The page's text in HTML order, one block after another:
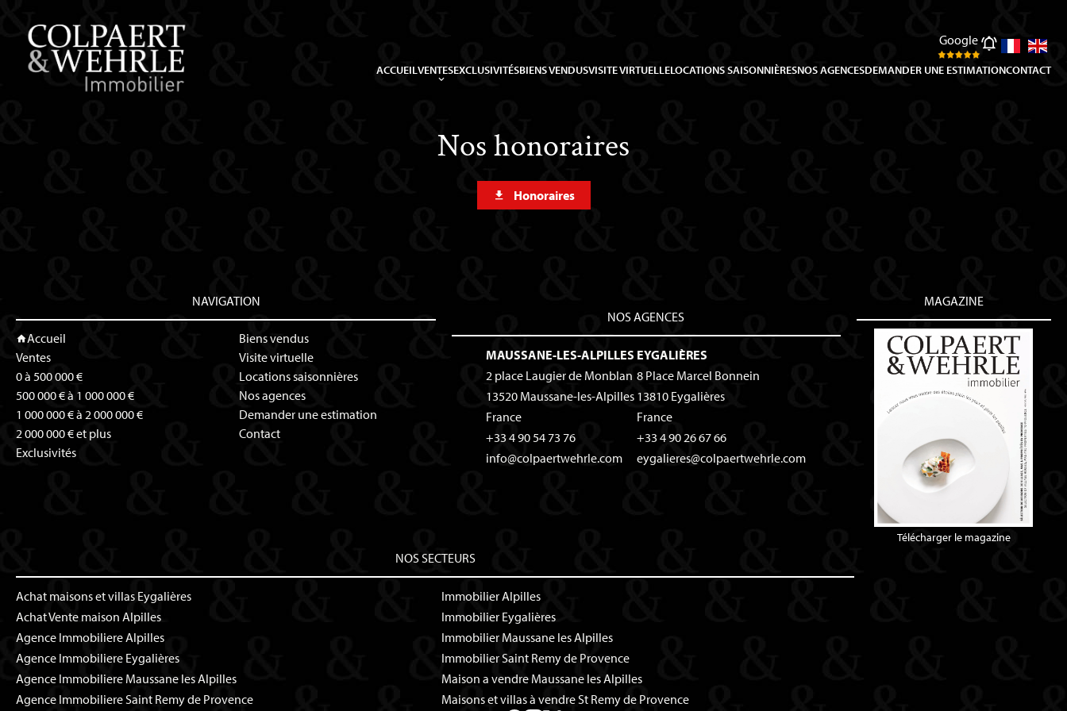
Google
ACCUEILVENTESEXCLUSIVITÉSBIENS VENDUSVISITE VIRTUELLELOCATIONS SAISONNIÈRESNOS AGENCESDEMANDER UNE ESTIMATIONCONTACT
Nos honoraires
Honoraires
NAVIGATION
Accueil
Ventes
0 à 500 000 €
500 000 € à 1 000 000 €
1 000 000 € à 2 000 000 €
2 000 000 € et plus
Exclusivités
Biens vendus
Visite virtuelle
Locations saisonnières
Nos agences
Demander une estimation
Contact
NOS AGENCES
MAUSSANE-LES-ALPILLES
2 place Laugier de Monblan
13520 Maussane-les-Alpilles
France
+33 4 90 54 73 76
info@colpaertwehrle.com
EYGALIÈRES
8 Place Marcel Bonnein
13810 Eygalières
France
+33 4 90 26 67 66
eygalieres@colpaertwehrle.com
MAGAZINE
Télécharger le magazine
NOS SECTEURS
Achat maisons et villas Eygalières
Achat Vente maison Alpilles
Agence Immobiliere Alpilles
Agence Immobiliere Eygalières
Agence Immobiliere Maussane les Alpilles
Agence Immobiliere Saint Remy de Provence
Immobilier Alpilles
Immobilier Eygalières
Immobilier Maussane les Alpilles
Immobilier Saint Remy de Provence
Maison a vendre Maussane les Alpilles
Maisons et villas à vendre St Remy de Provence